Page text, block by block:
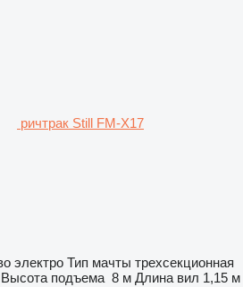
ричтрак Still FM-X17
электро Тип мачты трехсекционная
Высота подъема 8 м Длина вил 1,15 м